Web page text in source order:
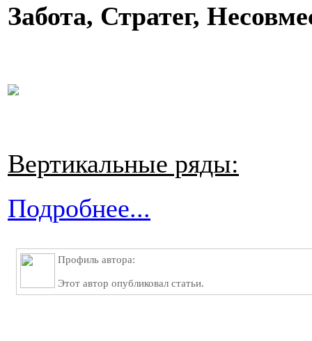
Забота, Стратег,
Вертикальные ряды:
Подробнее...
Профиль автора:
Этот автор опубликовал статьи.